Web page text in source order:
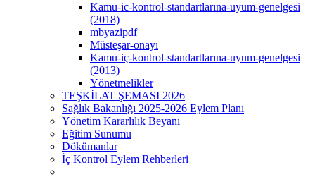
Kamu-ic-kontrol-standartlarına-uyum-genelgesi
(2018)
mbyazipdf
Müsteşar-onayı
Kamu-iç-kontrol-standartlarına-uyum-genelgesi
(2013)
Yönetmelikler
TEŞKİLAT ŞEMASI 2026
Sağlık Bakanlığı 2025-2026 Eylem Planı
Yönetim Kararlılık Beyanı
Eğitim Sunumu
Dökümanlar
İç Kontrol Eylem Rehberleri